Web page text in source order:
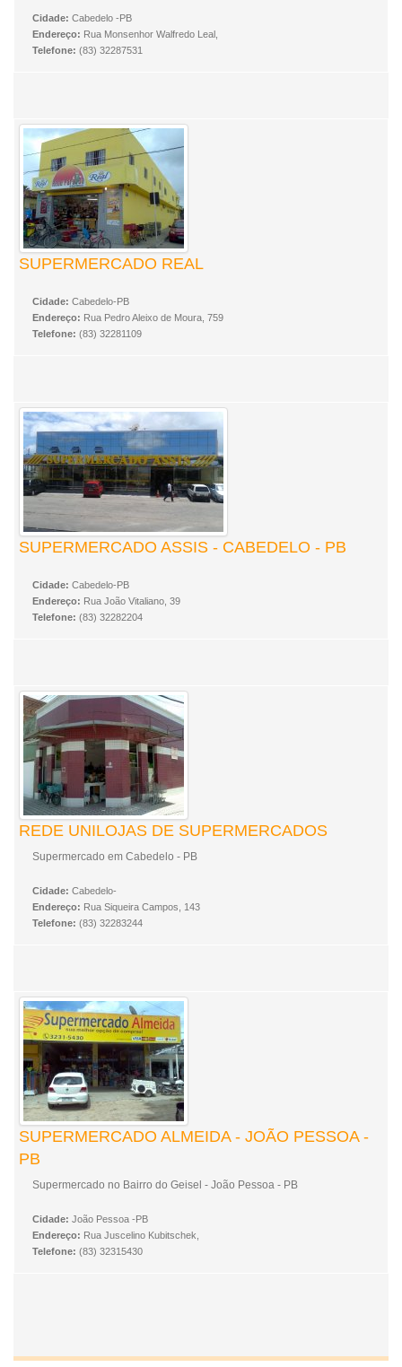
Cidade: Cabedelo -PB
Endereço: Rua Monsenhor Walfredo Leal,
Telefone: (83) 32287531
SUPERMERCADO REAL
Cidade: Cabedelo-PB
Endereço: Rua Pedro Aleixo de Moura, 759
Telefone: (83) 32281109
SUPERMERCADO ASSIS - CABEDELO - PB
Cidade: Cabedelo-PB
Endereço: Rua João Vitaliano, 39
Telefone: (83) 32282204
REDE UNILOJAS DE SUPERMERCADOS
Supermercado em Cabedelo - PB
Cidade: Cabedelo-
Endereço: Rua Siqueira Campos, 143
Telefone: (83) 32283244
SUPERMERCADO ALMEIDA - JOÃO PESSOA -
PB
Supermercado no Bairro do Geisel - João Pessoa - PB
Cidade: João Pessoa -PB
Endereço: Rua Juscelino Kubitschek,
Telefone: (83) 32315430